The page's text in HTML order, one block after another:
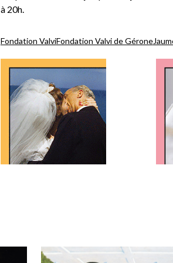
à 20h.
Fondation ValviFondation Valvi de Gérone